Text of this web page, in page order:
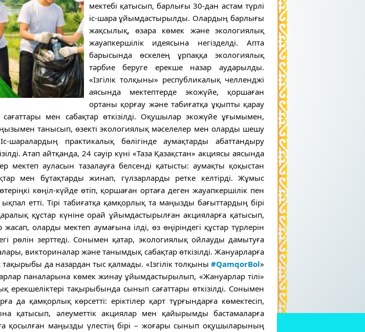
мектебі қатысып, барлығы 30-дан астам түрлі
іс-шара ұйымдастырылды. Олардың барлығы
жақсылық, өзара көмек және экологиялық
жауапкершілік идеясына негізделді. Апта
барысында өскелең ұрпаққа экологиялық
тәрбие беруге ерекше назар аударылды.
«Ізгілік толқыны» республикалық челленджі
аясында мектептерде экожүйе, қоршаған
ортаны қорғау және табиғатқа ұқыпты қарау
мен сабақтар өткізілді. Оқушылар экожүйе ұғымымен,
танысып, өзекті экологиялық мәселелер мен оларды шешу
шаралардың практикалық бөлігінде аумақтарды абаттандыру
Атап айтқанда, 24 сәуір күні «Таза Қазақстан» акциясы аясында
мектеп ауласын тазалауға белсенді қатысты: аумақты қоқыстан
мен бұтақтарды жинап, гүлзарларды ретке келтірді. Жұмыс
көңіл-күйде өтіп, қоршаған ортаға деген жауапкершілік пен
ықпал етті. Тірі табиғатқа қамқорлық та маңызды бағыттардың бірі
құстар күніне орай ұйымдастырылған акцияларға қатысып,
оларды мектеп аумағына ілді, өз өңіріндегі құстар түрлерін
рөлін зерттеді. Сонымен қатар, экологиялық ойлауды дамытуға
викториналар және танымдық сабақтар өткізілді. Жануарларға
да назардан тыс қалмады. «Ізгілік толқыны #QamqorBol»
паналарына көмек жинау ұйымдастырылып, «Жануарлар тілі»
ерекшеліктері тақырыбында сынып сағаттары өткізілді. Сонымен
да қамқорлық көрсетті: еріктілер қарт тұрғындарға көмектесіп,
қатысып, әлеуметтік акциялар мен қайырымды бастамаларға
қосылған маңызды үлестің бірі – жоғары сынып оқушыларының